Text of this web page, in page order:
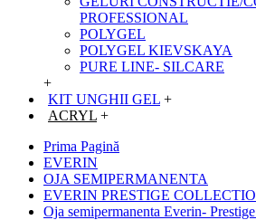
PROFESSIONAL
POLYGEL
POLYGEL KIEVSKAYA
PURE LINE- SILCARE
+
KIT UNGHII GEL +
ACRYL +
Prima Pagină
EVERIN
OJA SEMIPERMANENTA
EVERIN PRESTIGE
Oja semipermanenta Everin-